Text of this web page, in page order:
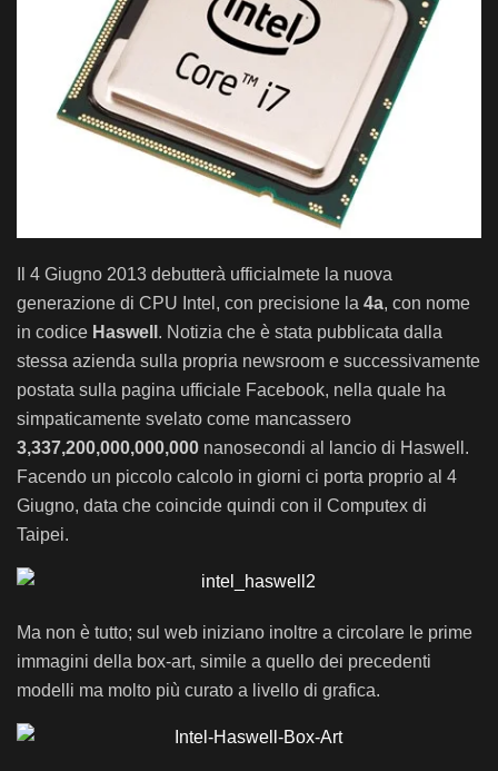
Il 4 Giugno 2013 debutterà ufficialmete la nuova
generazione di CPU Intel, con precisione la 4a, con nome
in codice Haswell . Notizia che è stata pubblicata dalla
stessa azienda sulla propria newsroom e successivamente
postata sulla pagina ufficiale Facebook, nella quale ha
simpaticamente svelato come mancassero
3,337,200,000,000,000 nanosecondi al lancio di Haswell.
Facendo un piccolo calcolo in giorni ci porta proprio al 4
Giugno, data che coincide quindi con il Computex di
Taipei.
Ma non è tutto; sul web iniziano inoltre a circolare le prime
immagini della box-art, simile a quello dei precedenti
modelli ma molto più curato a livello di grafica.